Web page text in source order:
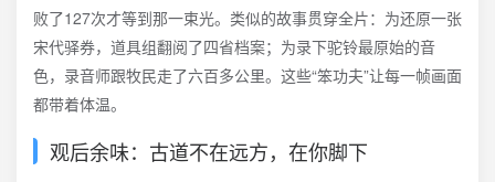
败了127次才等到那一束光。类似的故事贯穿全片：为还原一张
宋代驿券，道具组翻阅了四省档案；为录下驼铃最原始的音
色，录音师跟牧民走了六百多公里。这些“笨功夫”让每一帧画面
都带着体温。
观后余味：古道不在远方，在你脚下